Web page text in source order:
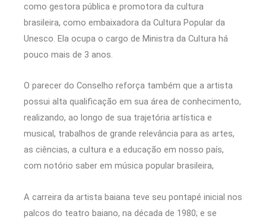
como gestora pública e promotora da cultura
brasileira, como embaixadora da Cultura Popular da
Unesco. Ela ocupa o cargo de Ministra da Cultura há
pouco mais de 3 anos.
O parecer do Conselho reforça também que a artista
possui alta qualificação em sua área de conhecimento,
realizando, ao longo de sua trajetória artística e
musical, trabalhos de grande relevância para as artes,
as ciências, a cultura e a educação em nosso país,
com notório saber em música popular brasileira,
A carreira da artista baiana teve seu pontapé inicial nos
palcos do teatro baiano, na década de 1980; e se